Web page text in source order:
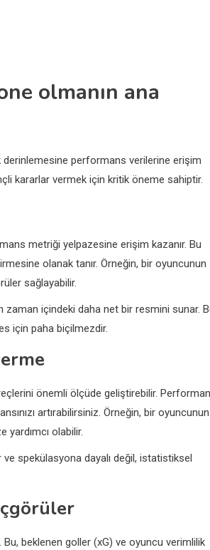
olmanın ana
derinlemesine performans verilerine erişim
kararlar vermek için kritik öneme sahiptir.
metriği yelpazesine erişim kazanır. Bu
olanak tanır. Örneğin, bir oyuncunun
sağlayabilir.
zaman içindeki daha net bir resmini sunar.
için paha biçilmezdir.
önemli ölçüde geliştirebilir.
artırabilirsiniz. Örneğin, bir oyuncunun
olabilir.
spekülasyona dayalı değil, istatistiksel
beklenen goller (xG) ve oyuncu verimlilik